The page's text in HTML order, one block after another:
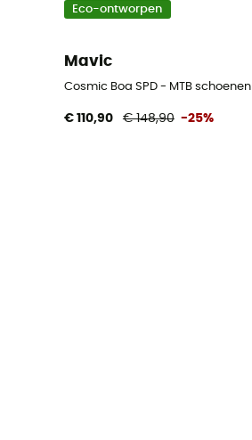
Eco-ontworpen
Mavic
Cosmic Boa SPD - MTB schoenen
€ 110,90 € 148,90 -25%